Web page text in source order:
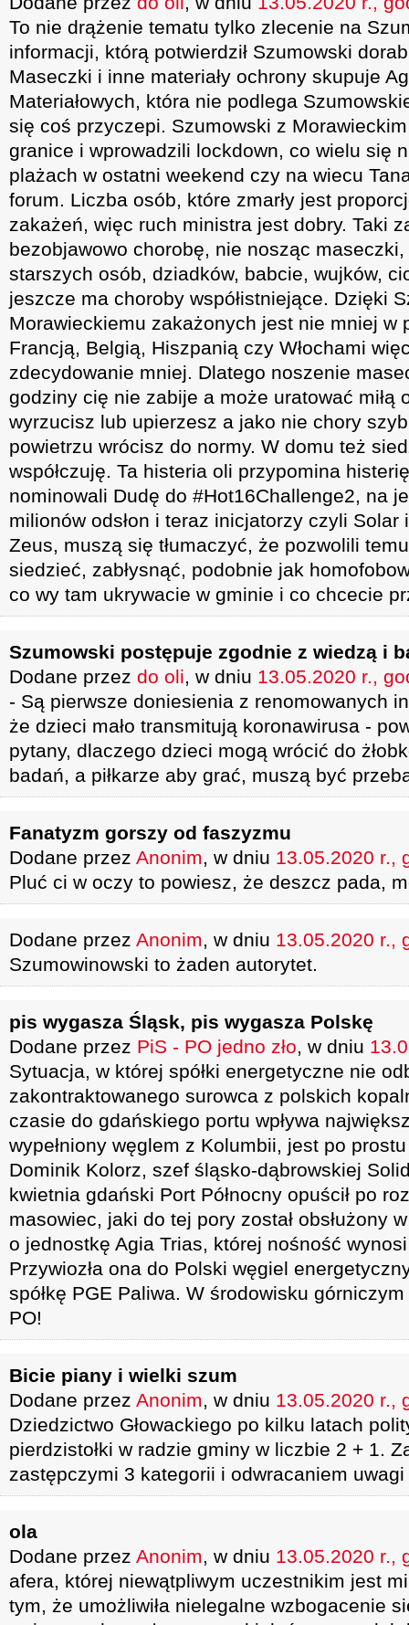
To nie drążenie tematu tylko zlecenie na
informacji, którą potwierdził Szumowski
Maseczki i inne materiały ochrony skupuje
Materiałowych, która nie podlega
się coś przyczepi. Szumowski z
granice i wprowadzili lockdown, co wielu się
plażach w ostatni weekend czy na wiecu
forum. Liczba osób, które zmarły jest
zakażeń, więc ruch ministra jest dobry. Taki
bezobjawowo chorobę, nie nosząc
starszych osób, dziadków, babcie, wujków,
jeszcze ma choroby współistniejące. Dzięki
Morawieckiemu zakażonych jest nie mniej w
Francją, Belgią, Hiszpanią czy Włochami
zdecydowanie mniej. Dlatego noszenie
godziny cię nie zabije a może uratować miłą
wyrzucisz lub upierzesz a jako nie chory
powietrzu wrócisz do normy. W domu też
współczuję. Ta histeria oli przypomina
nominowali Dudę do #Hot16Challenge2, na
milionów odsłon i teraz inicjatorzy czyli Solar
Zeus, muszą się tłumaczyć, że pozwolili
siedzieć, zabłysnąć, podobnie jak
co wy tam ukrywacie w gminie i co chcecie
Szumowski postępuje zgodnie z wiedzą i
Dodane przez do oli, w dniu 13.05.2020 r.,
- Są pierwsze doniesienia z renomowanych
że dzieci mało transmitują koronawirusa -
pytany, dlaczego dzieci mogą wrócić do
badań, a piłkarze aby grać, muszą być
Fanatyzm gorszy od faszyzmu
Dodane przez Anonim, w dniu 13.05.2020 r.,
Pluć ci w oczy to powiesz, że deszcz pada,
Dodane przez Anonim, w dniu 13.05.2020 r.,
Szumowinowski to żaden autorytet.
pis wygasza Śląsk, pis wygasza Polskę
Dodane przez PiS - PO jedno zło, w dniu
Sytuacja, w której spółki energetyczne nie
zakontraktowanego surowca z polskich
czasie do gdańskiego portu wpływa
wypełniony węglem z Kolumbii, jest po
Dominik Kolorz, szef śląsko-dąbrowskiej
kwietnia gdański Port Północny opuścił po
masowiec, jaki do tej pory został obsłużony
o jednostkę Agia Trias, której nośność
Przywiozła ona do Polski węgiel
spółkę PGE Paliwa. W środowisku
PO!
Bicie piany i wielki szum
Dodane przez Anonim, w dniu 13.05.2020 r.,
Dziedzictwo Głowackiego po kilku latach
pierdzistołki w radzie gminy w liczbie 2 + 1.
zastępczymi 3 kategorii i odwracaniem
ola
Dodane przez Anonim, w dniu 13.05.2020 r.,
afera, której niewątpliwym uczestnikim jest
tym, że umożliwiła nielegalne wzbogacenie